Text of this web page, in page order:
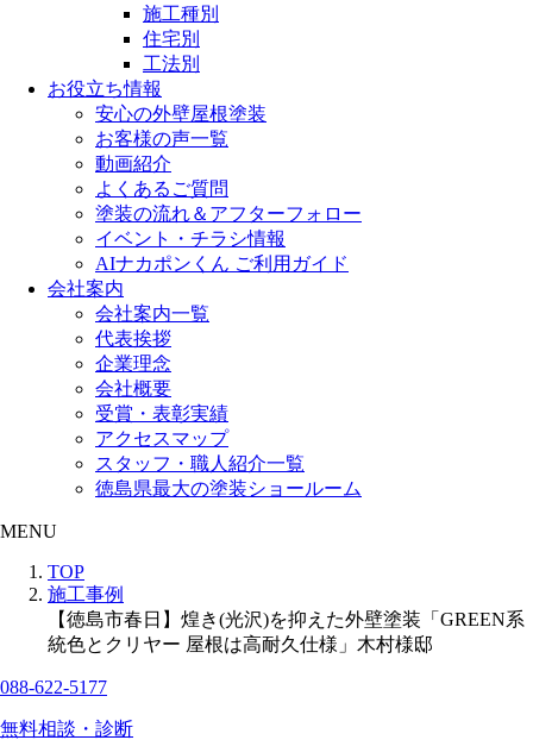
施工種別
住宅別
工法別
お役立ち情報
安心の外壁屋根塗装
お客様の声一覧
動画紹介
よくあるご質問
塗装の流れ＆アフターフォロー
イベント・チラシ情報
AIナカポンくん ご利用ガイド
会社案内
会社案内一覧
代表挨拶
企業理念
会社概要
受賞・表彰実績
アクセスマップ
スタッフ・職人紹介一覧
徳島県最大の塗装ショールーム
MENU
TOP
施工事例
【徳島市春日】煌き(光沢)を抑えた外壁塗装「GREEN系
統色とクリヤー 屋根は高耐久仕様」木村様邸
088-622-5177
無料相談・診断